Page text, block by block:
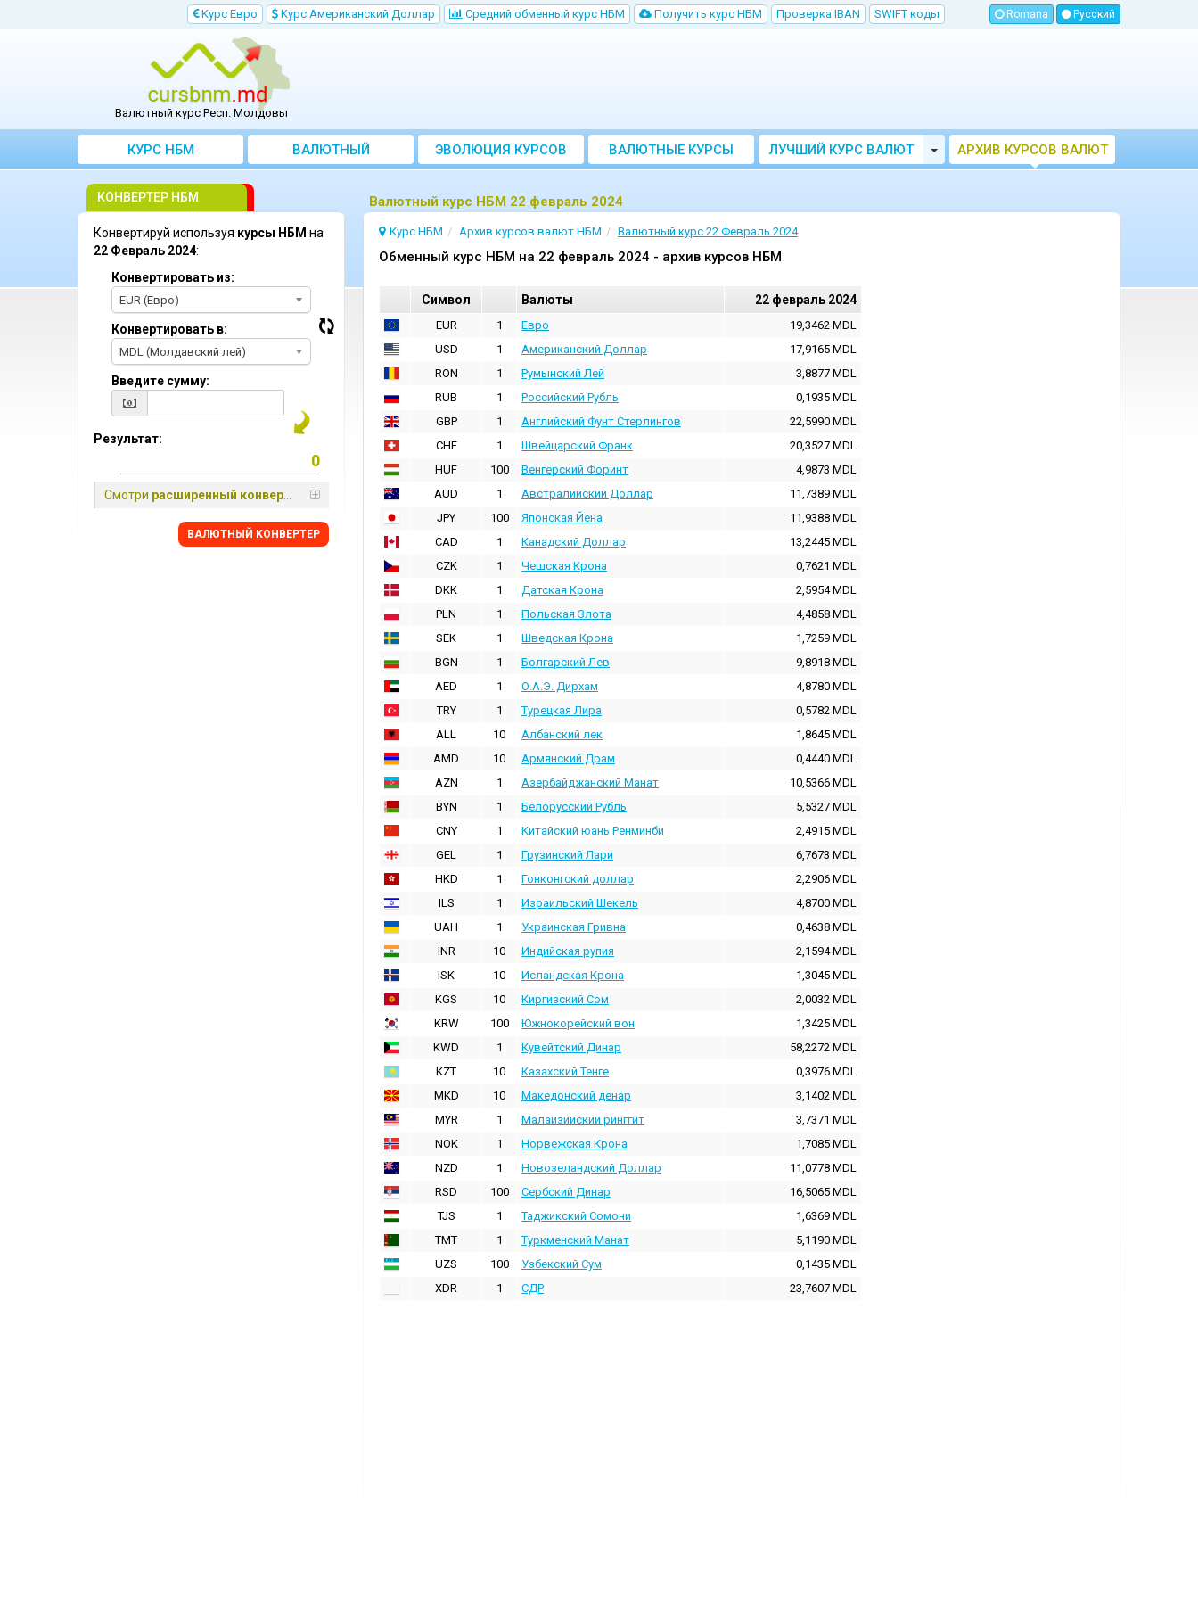
Kурс Евро Kурс Aмериканский Доллар Cредний обменный курс НБM Получить курс НБМ Проверка IBAN SWIFT коды Romana Русский
Валютный курс Респ. Молдовы
КУРС НБМ
BАЛЮТНЫЙ
KОНВЕРТЕР
ЭВОЛЮЦИЯ КУРСОВ
ВАЛЮТНЫЕ КУРСЫ
БАНКОВ
ЛУЧШИЙ КУРС ВАЛЮТ
МОЛДОВЫ
Toggle Dropdown
АРХИВ КУРСОВ ВАЛЮТ
НБМ
Bалютный курс НБМ 22 февраль 2024
Курс НБМ Архив курсов валют НБМ Валютный курс 22 Февраль 2024
Oбменный курс НБМ на 22 февраль 2024 - архив курсов НБМ
Cимвол Валюты 22 февраль 2024
EUR 1 Евро 19,3462 MDL
USD
1 Aмериканский Доллар 17,9165 MDL
RON
1 Румынский Лей 3,8877 MDL
RUB
1 Российский Рубль 0,1935 MDL
GBP
1 Английский Фунт Стерлингов 22,5990 MDL
CHF
1 Швейцарский Франк 20,3527 MDL
HUF
100 Венгерский Форинт 4,9873 MDL
AUD
1 Австралийский Доллар 11,7389 MDL
JPY
100 Японская Йена 11,9388 MDL
CAD
1 Канадский Доллар 13,2445 MDL
CZK
1 Чешская Крона 0,7621 MDL
DKK
1 Датская Крона 2,5954MDL
PLN
1 Польская Злота 4,4858 MDL
SEK
1 Шведская Крона 1,7259 MDL
BGN
1 Болгарский Лев 9,8918 MDL
AED
1 О.А.Э. Дирхам 4,8780 MDL
TRY
1 Турецкая Лира 0,5782 MDL
ALL
10 Албанский лек 1,8645 MDL
AMD
10 Армянский Драм 0,4440 MDL
AZN
1 Азербайджанский Манат 10,5366 MDL
BYN
1 Белорусский Рубль 5,5327 MDL
CNY
1 Китайский юань Ренминби 2,4915 MDL
GEL
1 Грузинский Лари 6,7673 MDL
HKD
1 Гонконгский доллаp 2,2906 MDL
ILS
1 Израильский Шекель 4,8700 MDL
UAH
1 Украинская Гривна 0,4638 MDL
INR
10 Индийская pупия 2,1594MDL
ISK
10 Исландская Крона 1,3045 MDL
KGS
10 Киргизский Сом 2,0032 MDL
KRW
100 Южнокорейский вон 1,3425 MDL
KWD
1 Кувейтский Динар 58,2272 MDL
KZT
10 Казахский Тенге 0,3976 MDL
MKD
10 Македонский денар 3,1402 MDL
MYR
1 Малайзийский ринггит 3,7371 MDL
NOK
1 Норвежская Крона 1,7085 MDL
NZD
1 Новозеландский Доллар 11,0778 MDL
RSD
100 Сербский Динар 16,5065 MDL
TJS
1 Таджикский Сомони 1,6369 MDL
TMT
1 Туркменский Манат 5,1190 MDL
UZS
100 Узбекский Сум 0,1435 MDL
XDR
1 СДР 23,7607 MDL
КОНВЕРТЕР НБМ
Конвертируй используя курсы НБМ на
22 Февраль 2024:
Конвертировать из:
EUR (Евро)
Конвертировать в:
MDL (Молдавский лей)
Введите сумму:
Результат:
Смотри расширенный конвертер
BАЛЮТНЫЙ KОНВЕРТЕР